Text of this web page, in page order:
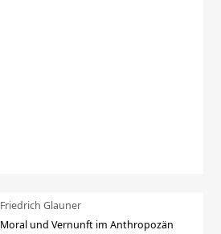
Friedrich Glauner
Moral und Vernunft im Anthropozän